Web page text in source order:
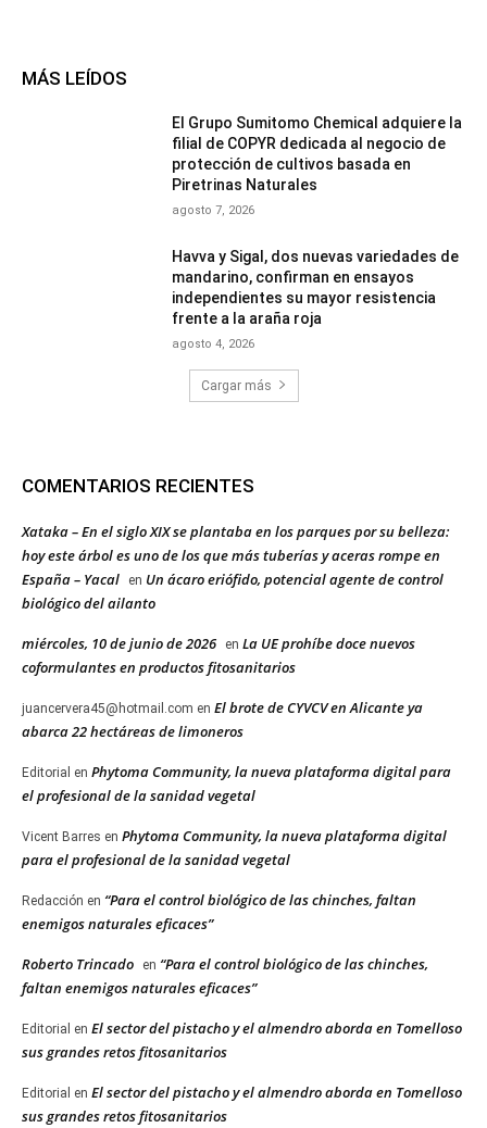
MÁS LEÍDOS
El Grupo Sumitomo Chemical adquiere la
filial de COPYR dedicada al negocio de
protección de cultivos basada en
Piretrinas Naturales
agosto 7, 2026
Havva y Sigal, dos nuevas variedades de
mandarino, confirman en ensayos
independientes su mayor resistencia
frente a la araña roja
agosto 4, 2026
Cargar más
COMENTARIOS RECIENTES
Xataka – En el siglo XIX se plantaba en los parques por su belleza:
hoy este árbol es uno de los que más tuberías y aceras rompe en
España – Yacal
en Un ácaro eriófido, potencial agente de control
biológico del ailanto
miércoles, 10 de junio de 2026 en La UE prohíbe doce nuevos
coformulantes en productos fitosanitarios
juancervera45@hotmail.com en El brote de CYVCV en Alicante ya
abarca 22 hectáreas de limoneros
Editorial en Phytoma Community, la nueva plataforma digital para
el profesional de la sanidad vegetal
Vicent Barres en Phytoma Community, la nueva plataforma digital
para el profesional de la sanidad vegetal
Redacción en “Para el control biológico de las chinches, faltan
enemigos naturales eficaces”
Roberto Trincado en “Para el control biológico de las chinches,
faltan enemigos naturales eficaces”
Editorial en El sector del pistacho y el almendro aborda en Tomelloso
sus grandes retos fitosanitarios
Editorial en El sector del pistacho y el almendro aborda en Tomelloso
sus grandes retos fitosanitarios